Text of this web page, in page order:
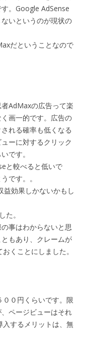
。Google AdSense
いというのが現状の
だということなので
AdMaxの広告って楽
画一的です。広告の
れる確率も低くなる
ーに対するクリック
です。
と較べると低いで
です。。
益効果しかないかもし
た。
事はわからないと思
もあり、クレームが
くことにしました。
０円くらいです。限
ページビューはそれ
するメリットは、無